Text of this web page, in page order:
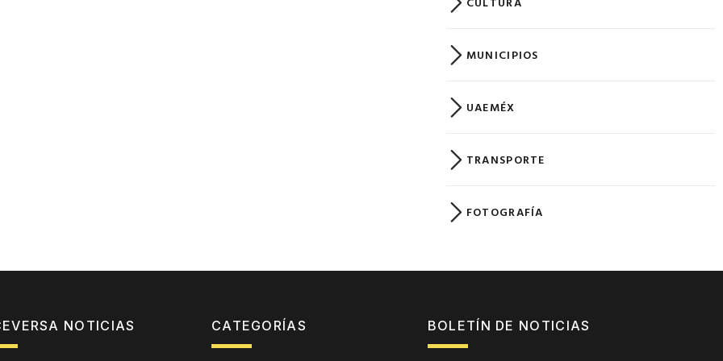
MUNICIPIOS
UAEMÉX
TRANSPORTE
FOTOGRAFÍA
NOTICIAS CATEGORÍAS BOLETÍN DE NOTICIAS